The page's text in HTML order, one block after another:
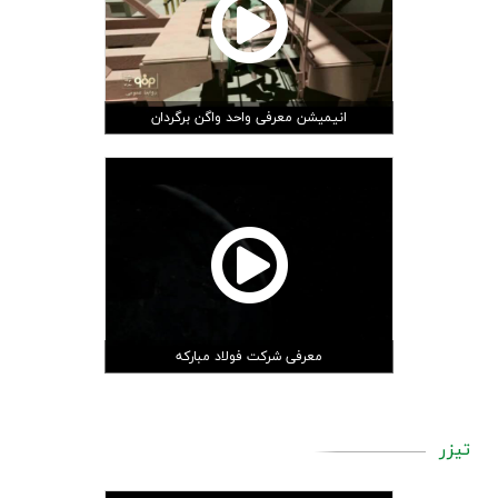
‏انیمیشن معرفی واحد واگن برگردان‏
معرفی شرکت فولاد مبارکه
تیزر